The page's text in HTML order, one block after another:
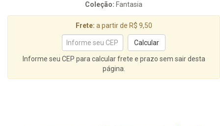
Coleção: Fantasia
Frete: a partir de R$ 9,50
Informe seu CEP para calcular frete e prazo sem sair desta
página.